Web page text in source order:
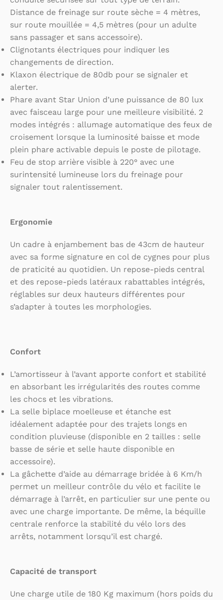
Distance de freinage sur route sèche = 4 mètres,
sur route mouillée = 4,5 mètres (pour un adulte
sans passager et sans accessoire).
Clignotants électriques pour indiquer les
changements de direction.
Klaxon électrique de 80db pour se signaler et
alerter.
Phare avant Star Union d’une puissance de 80 lux
avec faisceau large pour une meilleure visibilité. 2
modes intégrés : allumage automatique des feux de
croisement lorsque la luminosité baisse et mode
plein phare activable depuis le poste de pilotage.
Feu de stop arrière visible à 220° avec une
surintensité lumineuse lors du freinage pour
signaler tout ralentissement.
Ergonomie
Un cadre à enjambement bas de 43cm de hauteur
avec sa forme signature en col de cygnes pour plus
de praticité au quotidien. Un repose-pieds central
et des repose-pieds latéraux rabattables intégrés,
réglables sur deux hauteurs différentes pour
s’adapter à toutes les morphologies.
Confort
L’amortisseur à l’avant apporte confort et stabilité
en absorbant les irrégularités des routes comme
les chocs et les vibrations.
La selle biplace moelleuse et étanche est
idéalement adaptée pour des trajets longs en
condition pluvieuse (disponible en 2 tailles : selle
basse de série et selle haute disponible en
accessoire).
La gâchette d’aide au démarrage bridée à 6 Km/h
permet un meilleur contrôle du vélo et facilite le
démarrage à l’arrêt, en particulier sur une pente ou
avec une charge importante. De même, la béquille
centrale renforce la stabilité du vélo lors des
arrêts, notamment lorsqu’il est chargé.
Capacité de transport
Une charge utile de 180 Kg maximum (hors poids du